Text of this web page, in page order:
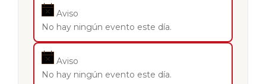
Aviso
No hay ningún evento este día.
Aviso
No hay ningún evento este día.